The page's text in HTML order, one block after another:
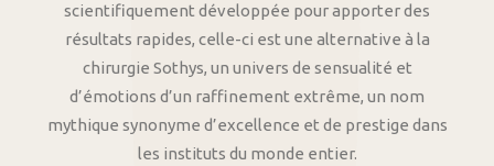
scientifiquement développée pour apporter des
résultats rapides, celle-ci est une alternative à la
chirurgie Sothys, un univers de sensualité et
d’émotions d’un raffinement extrême, un nom
mythique synonyme d’excellence et de prestige dans
les instituts du monde entier.